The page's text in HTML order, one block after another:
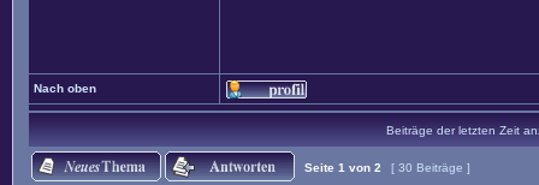
Nach oben
Beiträge der letzten Zeit
Seite 1 von 2
[ 30 Beiträge ]